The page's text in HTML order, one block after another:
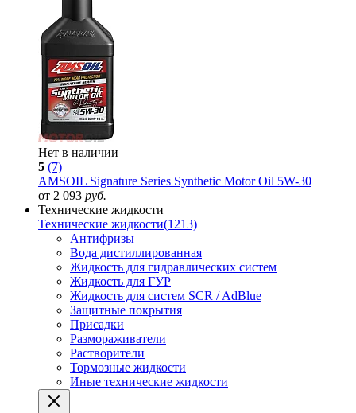
Нет в наличии
5 (7)
AMSOIL Signature Series Synthetic Motor Oil 5W-30
от 2 093 руб.
Технические жидкости
Технические жидкости(1213)
Антифризы
Вода дистиллированная
Жидкость для гидравлических систем
Жидкость для ГУР
Жидкость для систем SCR / AdBlue
Защитные покрытия
Присадки
Размораживатели
Растворители
Тормозные жидкости
Иные технические жидкости